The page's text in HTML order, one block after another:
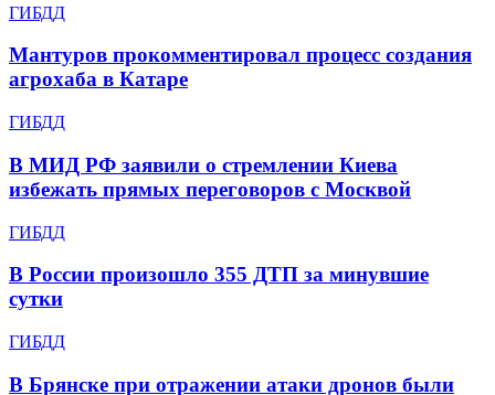
ГИБДД
Мантуров прокомментировал процесс создания
агрохаба в Катаре
ГИБДД
В МИД РФ заявили о стремлении Киева
избежать прямых переговоров с Москвой
ГИБДД
В России произошло 355 ДТП за минувшие
сутки
ГИБДД
В Брянске при отражении атаки дронов были